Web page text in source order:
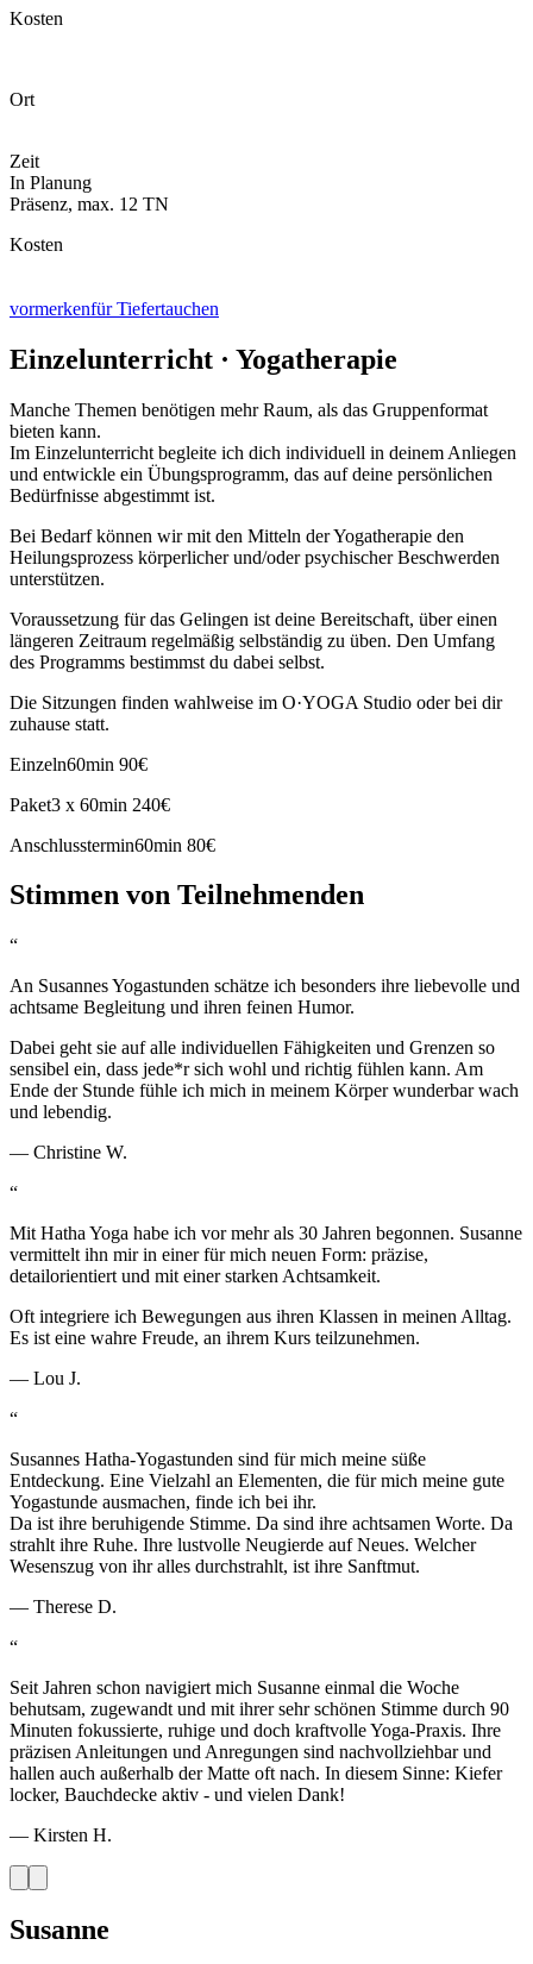
Kosten
Ort
Zeit
In Planung
Präsenz, max. 12 TN
Kosten
vormerkenfür Tiefertauchen
Einzelunterricht · Yogatherapie
Manche Themen benötigen mehr Raum, als das Gruppenformat
bieten kann.
Im Einzelunterricht begleite ich dich individuell in deinem Anliegen
und entwickle ein Übungsprogramm, das auf deine persönlichen
Bedürfnisse abgestimmt ist.
Bei Bedarf können wir mit den Mitteln der Yogatherapie den
Heilungsprozess körperlicher und/oder psychischer Beschwerden
unterstützen.
Voraussetzung für das Gelingen ist deine Bereitschaft, über einen
längeren Zeitraum regelmäßig selbständig zu üben. Den Umfang
des Programms bestimmst du dabei selbst.
Die Sitzungen finden wahlweise im O·YOGA Studio oder bei dir
zuhause statt.
Einzeln60min 90€
Paket3 x 60min 240€
Anschlusstermin60min 80€
Stimmen von Teilnehmenden
“
An Susannes Yogastunden schätze ich besonders ihre liebevolle und
achtsame Begleitung und ihren feinen Humor.
Dabei geht sie auf alle individuellen Fähigkeiten und Grenzen so
sensibel ein, dass jede*r sich wohl und richtig fühlen kann. Am
Ende der Stunde fühle ich mich in meinem Körper wunderbar wach
und lebendig.
— Christine W.
“
Mit Hatha Yoga habe ich vor mehr als 30 Jahren begonnen. Susanne
vermittelt ihn mir in einer für mich neuen Form: präzise,
detailorientiert und mit einer starken Achtsamkeit.
Oft integriere ich Bewegungen aus ihren Klassen in meinen Alltag.
Es ist eine wahre Freude, an ihrem Kurs teilzunehmen.
— Lou J.
“
Susannes Hatha-Yogastunden sind für mich meine süße
Entdeckung. Eine Vielzahl an Elementen, die für mich meine gute
Yogastunde ausmachen, finde ich bei ihr.
Da ist ihre beruhigende Stimme. Da sind ihre achtsamen Worte. Da
strahlt ihre Ruhe. Ihre lustvolle Neugierde auf Neues. Welcher
Wesenszug von ihr alles durchstrahlt, ist ihre Sanftmut.
— Therese D.
“
Seit Jahren schon navigiert mich Susanne einmal die Woche
behutsam, zugewandt und mit ihrer sehr schönen Stimme durch 90
Minuten fokussierte, ruhige und doch kraftvolle Yoga-Praxis. Ihre
präzisen Anleitungen und Anregungen sind nachvollziehbar und
hallen auch außerhalb der Matte oft nach. In diesem Sinne: Kiefer
locker, Bauchdecke aktiv - und vielen Dank!
— Kirsten H.
Susanne